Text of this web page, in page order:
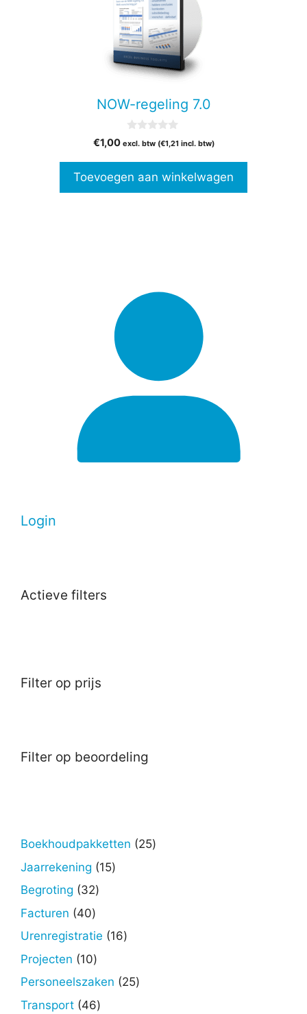
NOW-regeling 7.0
v
5
€1,00 excl. btw (€1,21 incl. btw)
Toevoegen aan winkelwagen
Login
Actieve filters
Filter op prijs
Filter op beoordeling
Boekhoudpakketten 2525
Jaarrekening 1515
Begroting 3232
Facturen 4040
producten
Urenregistratie 1616
Projecten 1010
producten
Personeelszaken 2525
Transport 4646